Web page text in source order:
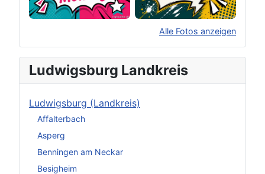
Alle Fotos anzeigen
Original herunterladen ×
Ludwigsburg Landkreis
Ludwigsburg (Landkreis)
Affalterbach
Asperg
Benningen am Neckar
Besigheim